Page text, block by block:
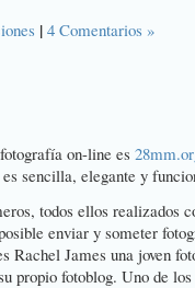
| 4 Comentarios »
on-line es
sencilla, elegante y
todos ellos realizados
enviar y someter
Rachel James una joven
propio fotoblog. Uno de